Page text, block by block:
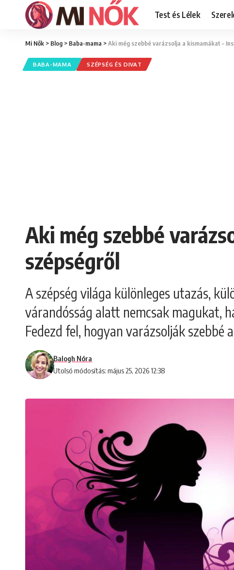
Test és Lélek
Mi Nők > Blog > Baba-mama >Aki még szebbé varázsolja a kismamákat –
BABA-MAMA SZÉPSÉG ÉS DIVAT
Aki még szebbé
szépségről
A szépség világa különleges utazás,
várandósság alatt nemcsak magukat,
Fedezd fel, hogyan varázsolják szebbé
Utolsó módosítás: május 25, 2026 12:38
Balogh Nóra